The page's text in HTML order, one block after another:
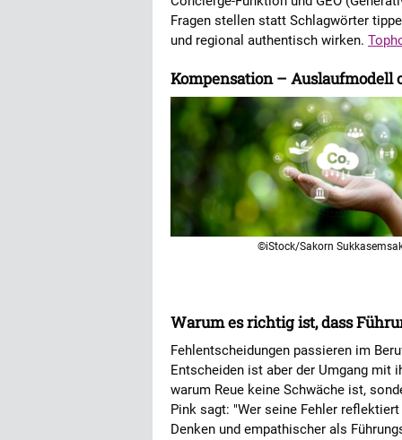
Fragen stellen statt Schlagwörter
und regional authentisch wirken.
Kompensation – Auslaufmodell
©iStock/Sakorn
Warum es richtig ist, dass
Fehlentscheidungen passieren im
Entscheiden ist aber der Umgang mit
warum Reue keine Schwäche ist,
Pink sagt: "Wer seine Fehler
Denken und empathischer als